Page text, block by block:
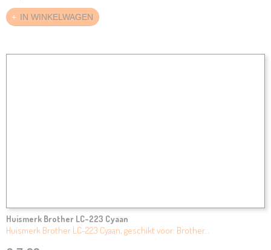
IN WINKELWAGEN
Huismerk Brother LC-223 Cyaan
Huismerk Brother LC-223 Cyaan, geschikt voor: Brother…